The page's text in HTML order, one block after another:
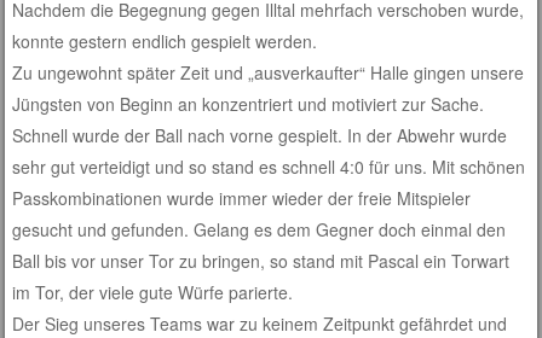
Nachdem die Begegnung gegen Illtal mehrfach verschoben wurde,
konnte gestern endlich gespielt werden.
Zu ungewohnt später Zeit und „ausverkaufter“ Halle gingen unsere
Jüngsten von Beginn an konzentriert und motiviert zur Sache.
Schnell wurde der Ball nach vorne gespielt. In der Abwehr wurde
sehr gut verteidigt und so stand es schnell 4:0 für uns. Mit schönen
Passkombinationen wurde immer wieder der freie Mitspieler
gesucht und gefunden. Gelang es dem Gegner doch einmal den
Ball bis vor unser Tor zu bringen, so stand mit Pascal ein Torwart
im Tor, der viele gute Würfe parierte.
Der Sieg unseres Teams war zu keinem Zeitpunkt gefährdet und